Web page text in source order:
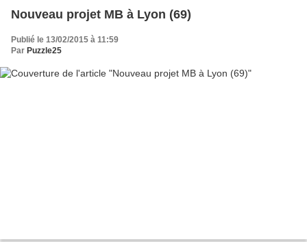
Nouveau projet MB à Lyon (69)
Publié le 13/02/2015 à 11:59
Par Puzzle25